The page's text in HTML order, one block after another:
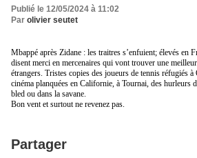
Publié le 12/05/2024 à 11:02
Par olivier seutet
Mbappé après Zidane : les traitres s’enfuient; élevés en
disent merci en mercenaires qui vont trouver une
étrangers. Tristes copies des joueurs de tennis réfugiés à
cinéma planquées en Californie, à Tournai, des hurleurs
bled ou dans la savane.
Bon vent et surtout ne revenez pas.
Partager